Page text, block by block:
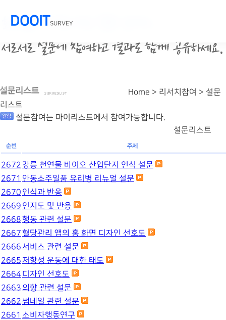
DOOITSURVEY
Home > 리서치참여 > 설문
리스트
설문참여는 마이리스트에서 참여가능합니다.
설문리스트
2672 강릉 천연물 바이오 산업단지 인식 설문
2671 안동소주일품 유리병 리뉴얼 설문
2670 인식과 반응
2669 인지도 및 반응
2668행동 관련 설문
2667혈당관리 앱의 홈 화면 디자인 선호도
2666서비스 관련 설문
2665 저항성 운동에 대한 태도
2664디자인 선호도
2663 의향 관련 설문
2662썸네일 관련 설문
2661 소비자행동연구